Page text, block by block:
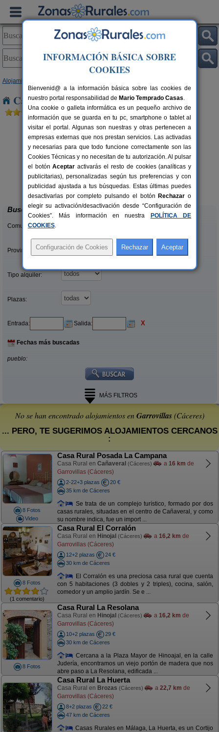
Alojamientos
Casas Rurales cerca de Garrovillas
12-16+6 pers.
desde44 €
Finca Flores Amarillas
Almoharín (Cáceres)
Buscar
Comunidades:
Provincias/Islas:
Tipo alquiler:
Plazas:
Entrada: Salida: X
Fechas más buscadas
pueblo:
MÁS FILTROS
No se han encontrado alojamientos enGarrovillas(Cáceres)
... PERO, TE SUGERIMOS ALOJAMIENTOS CERCANOS
:
8 Fotos
Video
Casa Rural Posada La Campana
Casa Rural en Cañaveral (Cáceres) a 16 km de
Garrovillas (Cáceres)
2-22+3 plazas
20 €
35 km de Cáceres
Se trata de un complejo turístico, formado por dos
casas rurales, situadas en el centro de Cañaveral, y como
su nombre indica, fue un import ...
8 Fotos
(1 comentario)
Casa Rural El Corralón
Casa Rural en Hinojal (Cáceres) a 16,2 km de
Garrovillas (Cáceres)
12+2 plazas
24 €
30 km de Cáceres
El Corralón es una preciosa casa rural que cuenta
con 5 habitaciones (3 dobles y 2 triples), cocina, salón,
comedor y un amplio jardín. Se e ...
8 Fotos
Casa Rural La Resolana
Casa Rural en Hinojal (Cáceres) a 16,2 km de
Garrovillas (Cáceres)
10+2 plazas
29 €
30 km de Cáceres
Cercana a la Plaza Mayor de Hinoajal, en la calle
Judería, encontramos un viejo portón de madera que nos
abre paso a La Resolana, edificada ...
Casa Rural La Huerta
Casa Rural en Brozas (Cáceres) a 22,7 km de
Garrovillas (Cáceres)
8+2 plazas
22 €
47 km de Cáceres
Casas Rurales en Málaga, La Huerta, es un Cortijo
INFORMACIÓN BÁSICA SOBRE
COOKIES
Bienvenid@ a la información básica sobre las cookies de
nuestro portal responsabilidad de Mario Temprado Casas.
Una cookie o galleta informática es un pequeño archivo de
información que se guarda en tu pc, smartphone o tablet al
visitar el portal. Algunas son nuestras y otras pertenecen a
empresas externas que nos prestan servicios. Las activadas
y necesarias para que todo funcione correctamente son las
Cookies Técnicas y no necesitan de tu autorización. Al pulsar
el botónAceptar activarás el resto de cookies (analíticas y
publicitarias), personalizadas según tus preferencias y con
publicidad ajustada a tus búsquedas. Estas últimas puedes
desactivarlas por completo pulsando el botón Rechazar o
elegir su activación/desactivación desde “Configuración de
Cookies”. Más información en nuestra
POLÍTICA DE
COOKIES.